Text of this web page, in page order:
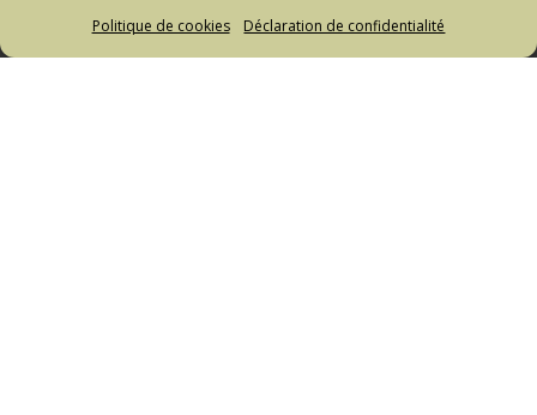
Politique de cookies Déclaration de confidentialité
Appeler E-mail Plan d'accès